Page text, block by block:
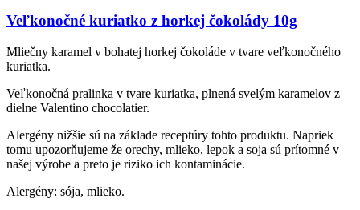
Veľkonočné kuriatko z horkej čokolády 10g
Mliečny karamel v bohatej horkej čokoláde v tvare veľkonočného
kuriatka.
Veľkonočná pralinka v tvare kuriatka, plnená svelým karamelov z
dielne Valentino chocolatier.
Alergény nižšie sú na základe receptúry tohto produktu. Napriek
tomu upozorňujeme že orechy, mlieko, lepok a soja sú prítomné v
našej výrobe a preto je riziko ich kontaminácie.
Alergény: sója, mlieko.